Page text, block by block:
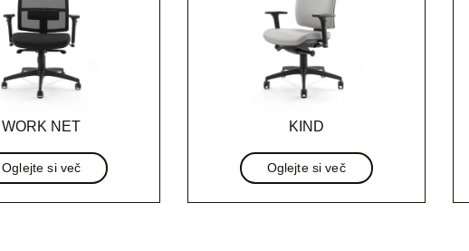
WORK NET
Oglejte si več
KIND
Oglejte si več